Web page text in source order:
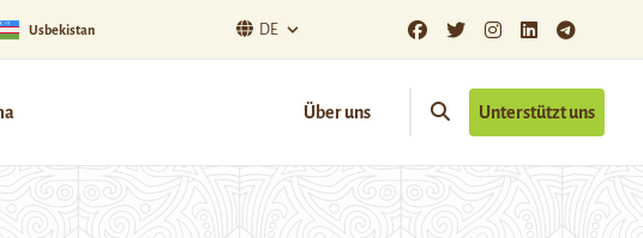
Usbekistan DE
Über uns Unterstützt uns